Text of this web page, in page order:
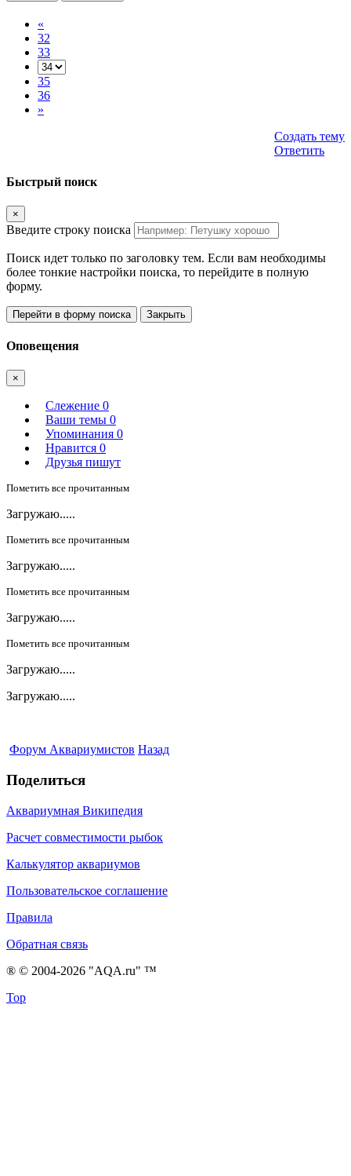
«
32
33
35
36
»
Создать тему
Ответить
Быстрый поиск
×
Введите строку поиска
Поиск идет только по заголовку тем. Если вам необходимы
более тонкие настройки поиска, то перейдите в полную
форму.
Перейти в форму поиска Закрыть
Оповещения
×
Слежение 0
Ваши темы 0
Упоминания 0
Нравится 0
Друзья пишут
Пометить все прочитанным
Загружаю.....
Пометить все прочитанным
Загружаю.....
Пометить все прочитанным
Загружаю.....
Пометить все прочитанным
Загружаю.....
Загружаю.....
Форум Аквариумистов Назад
Поделиться
Аквариумная Википедия
Расчет совместимости рыбок
Калькулятор аквариумов
Пользовательское соглашение
Правила
Обратная связь
® © 2004-2026 "AQA.ru" ™
Top